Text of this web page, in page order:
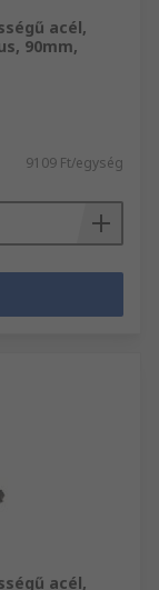
acél,
90mm,
9109 Ft/egység
acél,